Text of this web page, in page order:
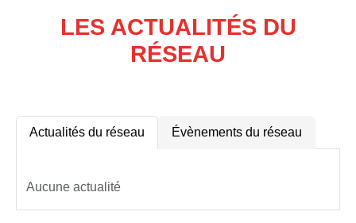
LES ACTUALITÉS DU
RÉSEAU
Actualités du réseau Évènements du réseau
Aucune actualité